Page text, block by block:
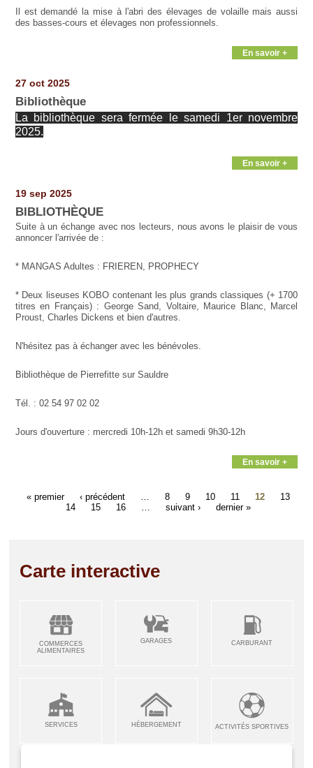
Il est demandé la mise à l'abri des élevages de volaille mais aussi
des basses-cours et élevages non professionnels.
En savoir +
27 oct 2025
Bibliothèque
La bibliothèque sera fermée le samedi 1er novembre
2025.
En savoir +
19 sep 2025
BIBLIOTHÈQUE
Suite à un échange avec nos lecteurs, nous avons le plaisir de vous
annoncer l'arrivée de :
* MANGAS Adultes : FRIEREN, PROPHECY
* Deux liseuses KOBO contenant les plus grands classiques (+ 1700
titres en Français) : George Sand, Voltaire, Maurice Blanc, Marcel
Proust, Charles Dickens et bien d'autres.
N'hésitez pas à échanger avec les bénévoles.
Bibliothèque de Pierrefitte sur Sauldre
Tél. : 02 54 97 02 02
Jours d'ouverture : mercredi 10h-12h et samedi 9h30-12h
En savoir +
« premier ‹ précédent 8 9 10 11 12
13
14
15 16 suivant › dernier »
Carte interactive
COMMERCES
ALIMENTAIRES
GARAGES CARBURANT
SERVICES HÉBERGEMENT ACTIVITÉS SPORTIVES